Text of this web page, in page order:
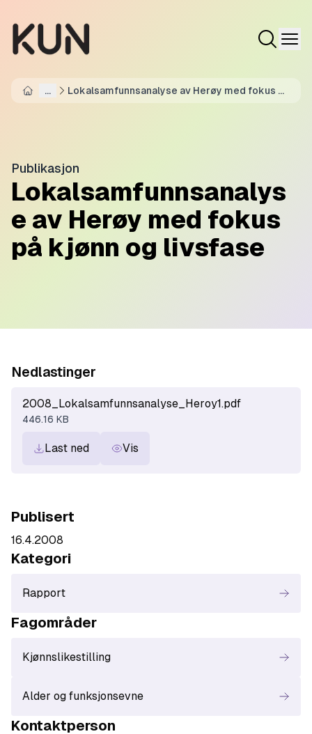
...
Lokalsamfunnsanalyse av Herøy med fokus på
Publikasjon
Lokalsamfunnsanalys
e av Herøy med fokus
på kjønn og livsfase
Nedlastinger
2008_Lokalsamfunnsanalyse_Heroy1.pdf
446.16 KB
Last ned Vis
Publisert
16.4.2008
Kategori
Rapport
Fagområder
Kjønnslikestilling
Alder og funksjonsevne
Kontaktperson